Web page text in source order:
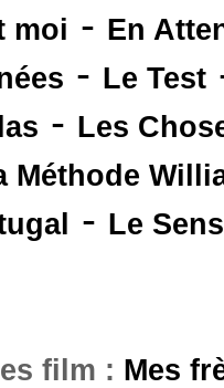
moi - En
- Le Test
- Les
Méthode
- Le
film : Mes